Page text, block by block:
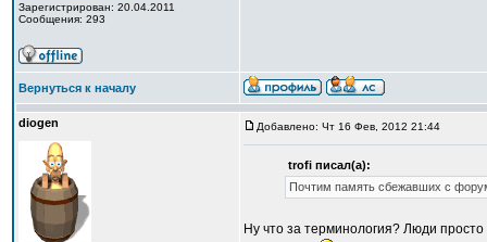
Зарегистрирован: 20.04.2011
Сообщения: 293
Вернуться к началу
diogen Добавлено: Чт 16 Фев, 2012 21:44
trofi писал(а):
Почтим память сбежавших с
Ну что за терминология? Люди